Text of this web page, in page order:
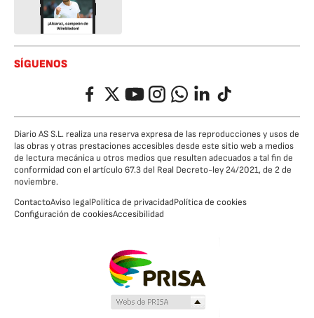
SÍGUENOS
FacebookTwitterYouTubeInstagramWhatsappLinkedIn
TikTok
Diario AS S.L. realiza una reserva expresa de las reproducciones y usos de
las obras y otras prestaciones accesibles desde este sitio web a medios
de lectura mecánica u otros medios que resulten adecuados a tal fin de
conformidad con el artículo 67.3 del Real Decreto-ley 24/2021, de 2 de
noviembre.
ContactoAviso legalPolítica de privacidadPolítica de cookies
Configuración de cookiesAccesibilidad